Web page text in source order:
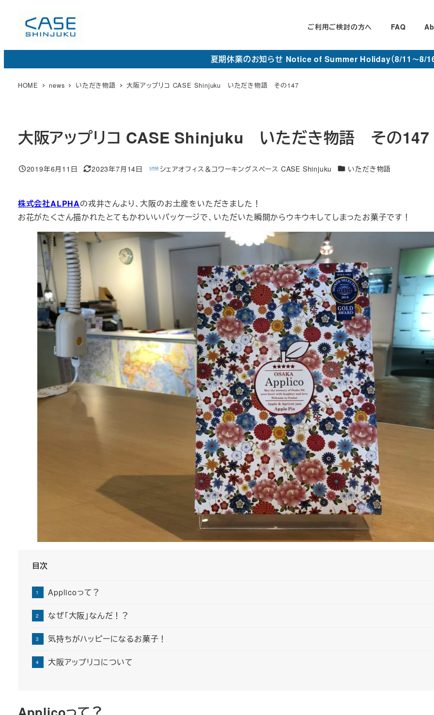
コ
ご利用ご検討の方へ FAQ
夏期休業のお知らせ Notice of Summer Holiday（8/11～8/16
HOME news いただき物語 大阪アップリコ CASE Shinjuku いただき物語 その147
大阪アップリコ CASE Shinjuku いただき物語 その147
投稿日
2019年6月11日
更
2023年7月14日
著
シェアオフィス＆コワーキングスペース CASE Shinjuku
カ
ー
いただき物語
株式会社ALPHAの戎井さんより、大阪のお土産をいただきました！
お花がたくさん描かれたとてもかわいいパッケージで、いただいた瞬間からウキウキしてしまったお菓子です！
目次
Applicoって？
なぜ「大阪」なんだ！？
気持ちがハッピーになるお菓子！
大阪アップリコについて